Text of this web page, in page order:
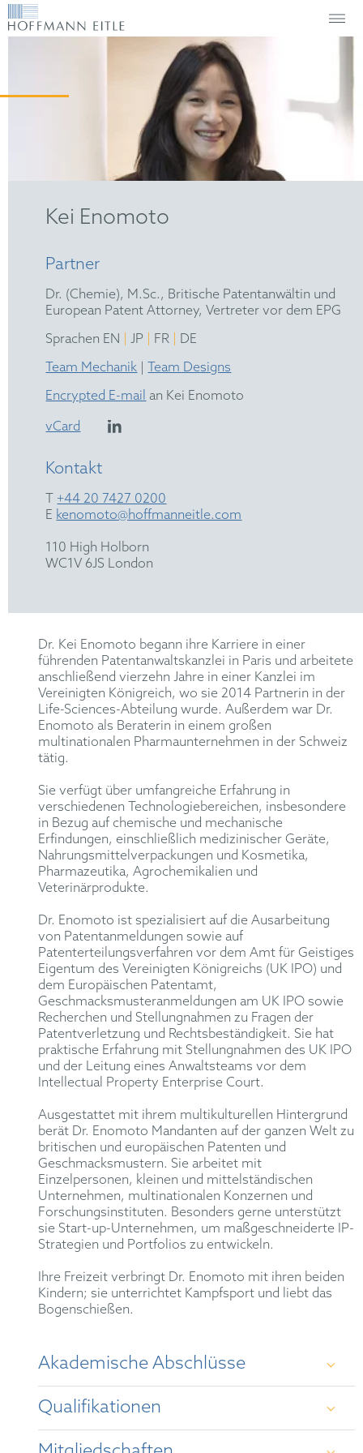
Kei Enomoto
Partner
Dr. (Chemie), M.Sc., Britische Patentanwältin und
European Patent Attorney, Vertreter vor dem EPG
Sprachen EN
JP FR
DE
Team Mechanik |Team Designs
Encrypted E-mail an Kei Enomoto
vCard
Kontakt
T +44 20 7427 0200
E kenomoto@hoffmanneitle.com
110 High Holborn
WC1V 6JS London
Dr. Kei Enomoto begann ihre Karriere in einer
führenden Patentanwaltskanzlei in Paris und arbeitete
anschließend vierzehn Jahre in einer Kanzlei im
Vereinigten Königreich, wo sie 2014 Partnerin in der
Life-Sciences-Abteilung wurde. Außerdem war Dr.
Enomoto als Beraterin in einem großen
multinationalen Pharmaunternehmen in der Schweiz
tätig.
Sie verfügt über umfangreiche Erfahrung in
verschiedenen Technologiebereichen, insbesondere
in Bezug auf chemische und mechanische
Erfindungen, einschließlich medizinischer Geräte,
Nahrungsmittelverpackungen und Kosmetika,
Pharmazeutika, Agrochemikalien und
Veterinärprodukte.
Dr. Enomoto ist spezialisiert auf die Ausarbeitung
von Patentanmeldungen sowie auf
Patenterteilungsverfahren vor dem Amt für Geistiges
Eigentum des Vereinigten Königreichs (UK IPO) und
dem Europäischen Patentamt,
Geschmacksmusteranmeldungen am UK IPO sowie
Recherchen und Stellungnahmen zu Fragen der
Patentverletzung und Rechtsbeständigkeit. Sie hat
praktische Erfahrung mit Stellungnahmen des UK IPO
und der Leitung eines Anwaltsteams vor dem
Intellectual Property Enterprise Court.
Ausgestattet mit ihrem multikulturellen Hintergrund
berät Dr. Enomoto Mandanten auf der ganzen Welt zu
britischen und europäischen Patenten und
Geschmacksmustern. Sie arbeitet mit
Einzelpersonen, kleinen und mittelständischen
Unternehmen, multinationalen Konzernen und
Forschungsinstituten. Besonders gerne unterstützt
sie Start-up-Unternehmen, um maßgeschneiderte IP-
Strategien und Portfolios zu entwickeln.
Ihre Freizeit verbringt Dr. Enomoto mit ihren beiden
Kindern; sie unterrichtet Kampfsport und liebt das
Bogenschießen.
Akademische Abschlüsse
DUT (Fachabschluss) in Chemie, Université
Paris-XII Orsay
Qualifikationen